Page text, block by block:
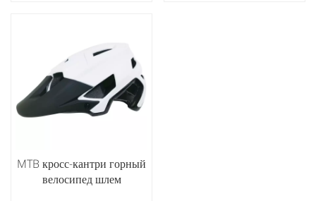
MTB кросс-кантри горный
велосипед шлем